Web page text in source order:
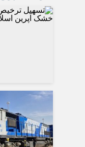
اسلامشهر
چهاردانگه